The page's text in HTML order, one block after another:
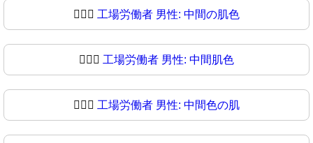
👨🏽‍⚖️ 工場労働者 男性: 中間の肌色
👨🏽‍⚖ 工場労働者 男性: 中間肌色
👨🏾‍⚖️ 工場労働者 男性: 中間色の肌